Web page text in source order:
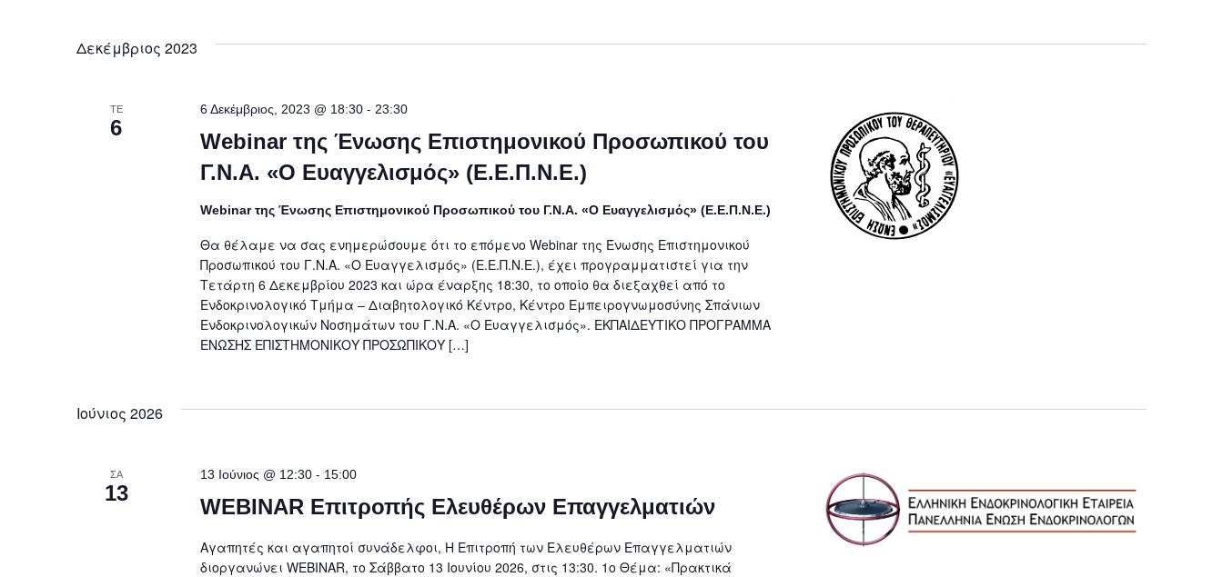
Δεκέμβριος 2023
ΤΕ
6
Webinar της Ένωσης Επιστημονικού Προσωπικού του
Γ.Ν.Α. «Ο Ευαγγελισμός» (Ε.Ε.Π.Ν.Ε.)
6 Δεκέμβριος, 2023 @ 18:30- 23:30
Webinar της Ένωσης Επιστημονικού Προσωπικού του Γ.Ν.Α. «Ο Ευαγγελισμός» (Ε.Ε.Π.Ν.Ε.)
Θα θέλαμε να σας ενημερώσουμε ότι το επόμενο Webinar της Ένωσης Επιστημονικού
Προσωπικού του Γ.Ν.Α. «Ο Ευαγγελισμός» (Ε.Ε.Π.Ν.Ε.), έχει προγραμματιστεί για την
Τετάρτη 6 Δεκεμβρίου 2023 και ώρα έναρξης 18:30, το οποίο θα διεξαχθεί από το
Ενδοκρινολογικό Τμήμα – Διαβητολογικό Κέντρο, Κέντρο Εμπειρογνωμοσύνης Σπάνιων
Ενδοκρινολογικών Νοσημάτων του Γ.Ν.Α. «Ο Ευαγγελισμός». ΕΚΠΑΙΔΕΥΤΙΚΟ ΠΡΟΓΡΑΜΜΑ
ΕΝΩΣΗΣ ΕΠΙΣΤΗΜΟΝΙΚΟΥ ΠΡΟΣΩΠΙΚΟΥ […]
Ιούνιος 2026
ΣΑ
13
WEBINAR Επιτροπής Ελευθέρων Επαγγελματιών
13 Ιούνιος @ 12:30- 15:00
Αγαπητές και αγαπητοί συνάδελφοι, Η Επιτροπή των Ελευθέρων Επαγγελματιών
διοργανώνει WEBINAR, το Σάββατο 13 Ιουνίου 2026, στις 13:30. 1ο Θέμα: «Πρακτικά